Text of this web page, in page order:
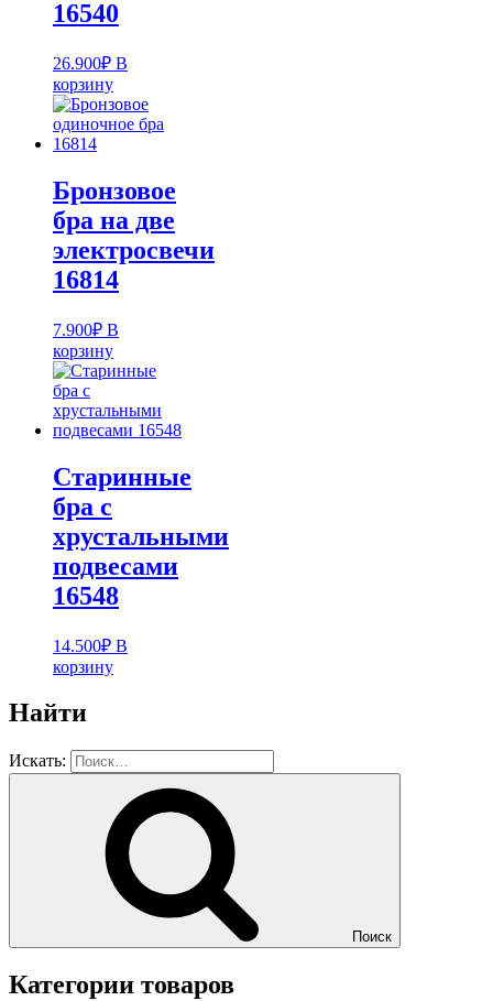
16540
26.900₽ В
корзину
Бронзовое
бра на две
электросвечи
16814
7.900₽ В
корзину
Старинные
бра с
хрустальными
подвесами
16548
14.500₽ В
корзину
Найти
Искать:
Поиск
Категории товаров